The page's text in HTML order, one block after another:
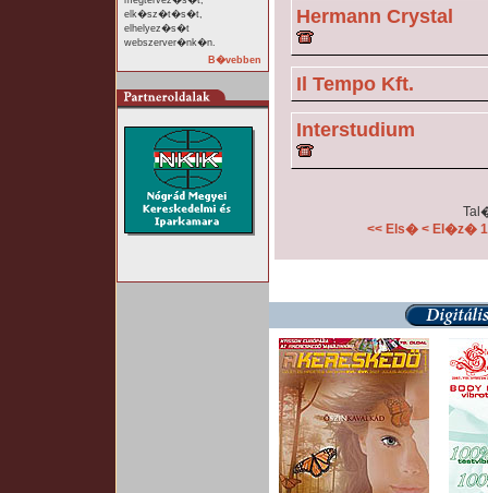
elk�sz�t�s�t,
elhelyez�s�t
webszerver�nk�n.
B�vebben
Hermann Crystal
Il Tempo Kft.
Interstudium
<< Els� < El�z� 1